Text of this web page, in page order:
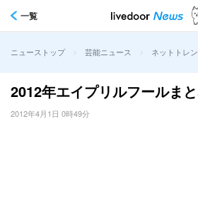
一覧
ニューストップ > 芸能ニュース > ネットトレ
2012年エイプリルフールま
2012年4月1日 0時49分